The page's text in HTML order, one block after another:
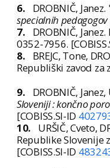
6.
DROBNIČ,
specialnih pedagogov
7.
DROBNIČ,
0352-7956.
8.
BREJC, Tone,
Republiški zavod za
9.
DROBNIČ, Janez,
Sloveniji : končno
[COBISS.SI-ID
10.
URŠIČ, Cveto,
Republike Slovenije
[COBISS.SI-ID